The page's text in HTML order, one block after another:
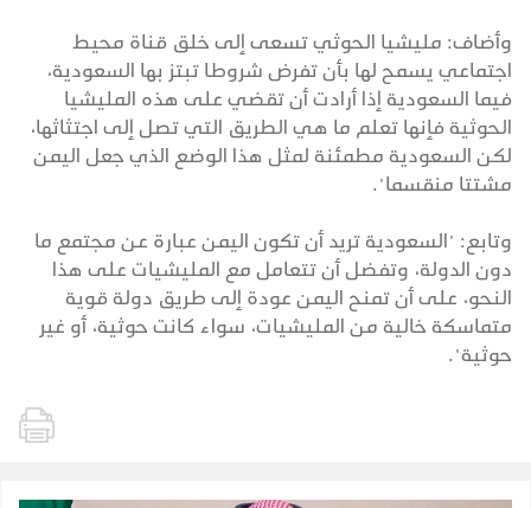
وأضاف: مليشيا الحوثي تسعى إلى خلق قناة محيط
اجتماعي يسمح لها بأن تفرض شروطا تبتز بها السعودية،
فيما السعودية إذا أرادت أن تقضي على هذه المليشيا
الحوثية فإنها تعلم ما هي الطريق التي تصل إلى اجتثاثها،
لكن السعودية مطمئنة لمثل هذا الوضع الذي جعل اليمن
مشتتا منقسما".
وتابع: "السعودية تريد أن تكون اليمن عبارة عن مجتمع ما
دون الدولة، وتفضل أن تتعامل مع المليشيات على هذا
النحو، على أن تمنح اليمن عودة إلى طريق دولة قوية
متماسكة خالية من المليشيات، سواء كانت حوثية، أو غير
حوثية".